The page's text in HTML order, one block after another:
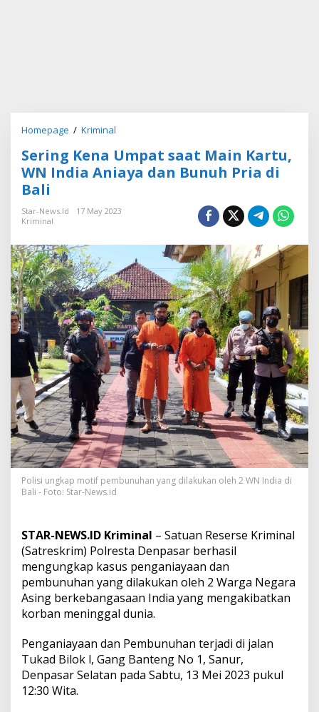
Homepage / Kriminal
r
n
K
a
m
p
a
t
s
a
a
t
M
i
n
K
a
r
t
u
I
n
d
i
a
A
n
i
y
a
d
a
Sering Kena Umpat saat Main Kartu,
WN India Aniaya dan Bunuh Pria di
Bali
Star-News.id
17 May 2023
Kriminal
Polisi ungkap motif pembunuhan yang dilakukan oleh 2 WN India di
Bali - Foto: Star-News.id
STAR-NEWS.ID Kriminal – Satuan Reserse Kriminal
(Satreskrim) Polresta Denpasar berhasil
mengungkap kasus penganiayaan dan
pembunuhan yang dilakukan oleh 2 Warga Negara
Asing berkebangasaan India yang mengakibatkan
korban meninggal dunia.
Penganiayaan dan Pembunuhan terjadi di jalan
Tukad Bilok l, Gang Banteng No 1, Sanur,
Denpasar Selatan pada Sabtu, 13 Mei 2023 pukul
12:30 Wita.